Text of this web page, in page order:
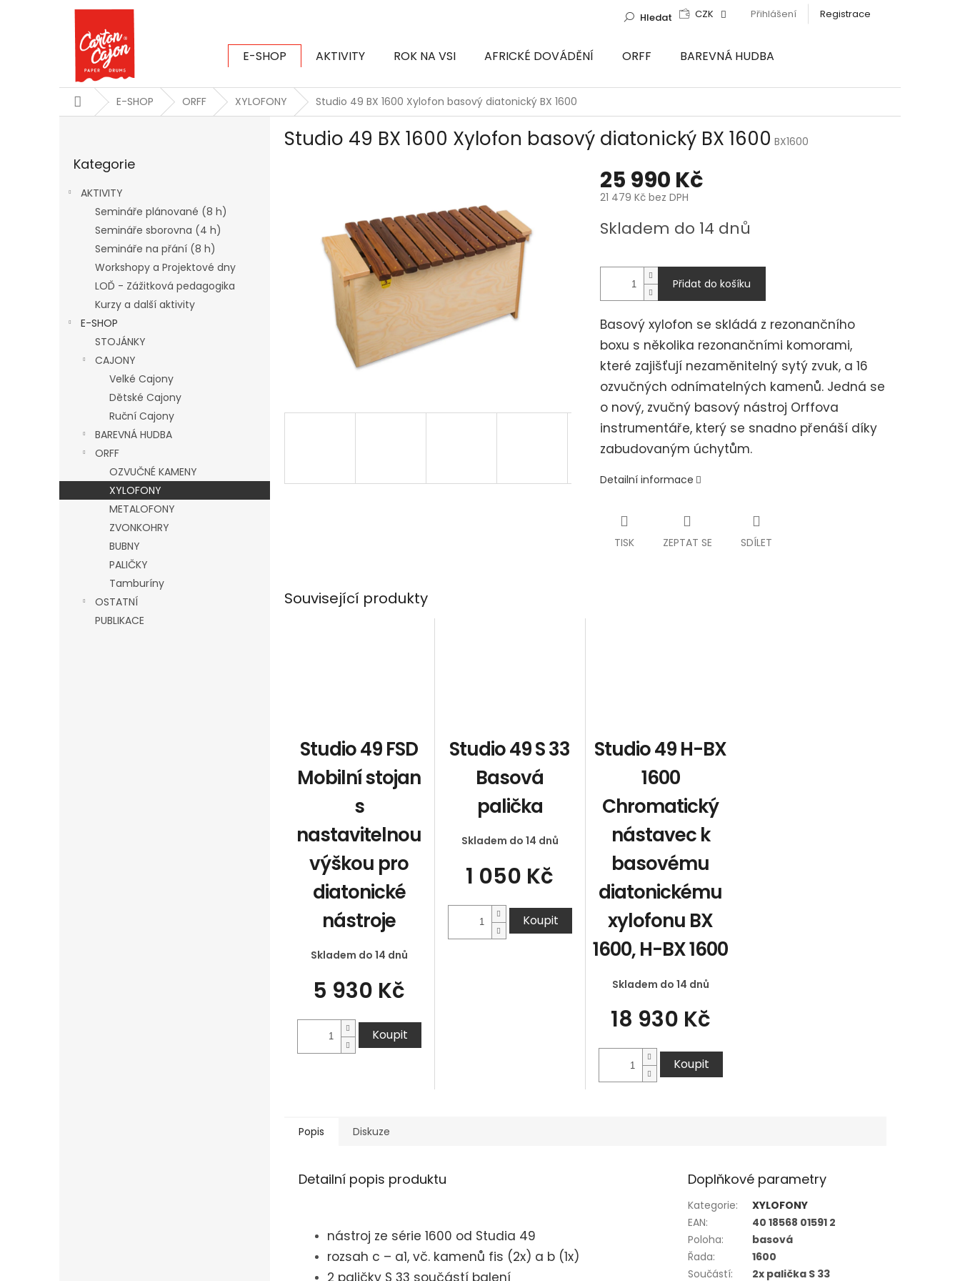
CZK Přihlášení Registrace
Hledat
E-SHOP AKTIVITY ROK NA VSI AFRICKÉ DOVÁDĚNÍ ORFF
BAREVNÁ HUDBA
DomůE-SHOP ORFF XYLOFONY Studio 49 BX 1600 Xylofon basový diatonický BX 1600
kategorie
Kategorie
AKTIVITY
Semináře plánované (8 h)
Semináře sborovna (4 h)
Semináře na přání (8 h)
Workshopy a Projektové dny
LOĎ - Zážitková pedagogika
Kurzy a další aktivity
E-SHOP
STOJÁNKY
CAJONY
Velké Cajony
Dětské Cajony
Ruční Cajony
BAREVNÁ HUDBA
ORFF
OZVUČNÉ KAMENY
XYLOFONY
METALOFONY
ZVONKOHRY
BUBNY
PALIČKY
Tamburíny
OSTATNÍ
PUBLIKACE
Studio 49 BX 1600 Xylofon basový diatonický BX 1600 BX1600
25 990 Kč
21 479 Kč bez DPH
cena:
Skladem do 14 dnů
Přidat do košíku
Basový xylofon se skládá z rezonančního
boxu s několika rezonančními komorami,
které zajišťují nezaměnitelný sytý zvuk, a 16
ozvučných odnímatelných kamenů. Jedná se
o nový, zvučný basový nástroj Orffova
instrumentáře, který se snadno přenáší díky
zabudovaným úchytům.
Detailní informace
TISK ZEPTAT SE SDÍLET
Související produkty
Studio 49 FSD
Mobilní stojan
s
nastavitelnou
výškou pro
diatonické
nástroje
Skladem do 14 dnů
5 930 Kč
Koupit
Studio 49 S 33
Basová
palička
Skladem do 14 dnů
1 050 Kč
Koupit
Studio 49 H-BX
1600
Chromatický
nástavec k
basovému
diatonickému
xylofonu BX
1600, H-BX 1600
Skladem do 14 dnů
18 930 Kč
Koupit
Popis Diskuze
Detailní popis produktu
nástroj ze série 1600 od Studia 49
rozsah c – a1, vč. kamenů fis (2x) a b (1x)
Doplňkové parametry
Kategorie:
XYLOFONY
EAN:
40 18568 01591 2
Poloha:
basová
Řada:
1600
Součástí: 2x palička S 33